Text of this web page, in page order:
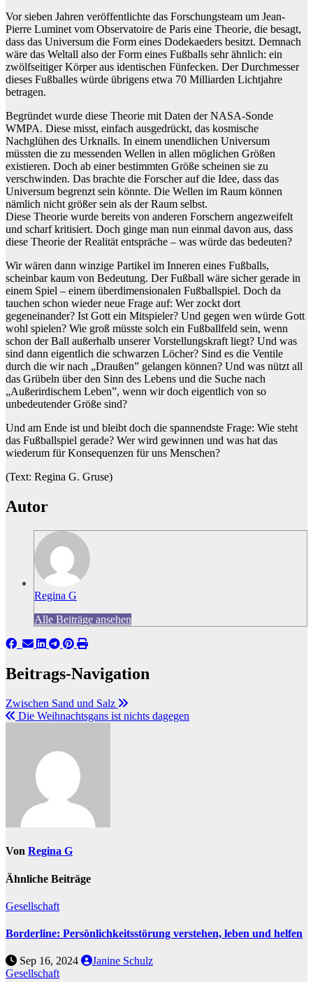
Vor sieben Jahren veröffentlichte das Forschungsteam um Jean-
Pierre Luminet vom Observatoire de Paris eine Theorie, die besagt,
dass das Universum die Form eines Dodekaeders besitzt. Demnach
wäre das Weltall also der Form eines Fußballs sehr ähnlich: ein
zwölfseitiger Körper aus identischen Fünfecken. Der Durchmesser
dieses Fußballes würde übrigens etwa 70 Milliarden Lichtjahre
betragen.
Begründet wurde diese Theorie mit Daten der NASA-Sonde
WMPA. Diese misst, einfach ausgedrückt, das kosmische
Nachglühen des Urknalls. In einem unendlichen Universum
müssten die zu messenden Wellen in allen möglichen Größen
existieren. Doch ab einer bestimmten Größe scheinen sie zu
verschwinden. Das brachte die Forscher auf die Idee, dass das
Universum begrenzt sein könnte. Die Wellen im Raum können
nämlich nicht größer sein als der Raum selbst.
Diese Theorie wurde bereits von anderen Forschern angezweifelt
und scharf kritisiert. Doch ginge man nun einmal davon aus, dass
diese Theorie der Realität entspräche – was würde das bedeuten?
Wir wären dann winzige Partikel im Inneren eines Fußballs,
scheinbar kaum von Bedeutung. Der Fußball wäre sicher gerade in
einem Spiel – einem überdimensionalen Fußballspiel. Doch da
tauchen schon wieder neue Frage auf: Wer zockt dort
gegeneinander? Ist Gott ein Mitspieler? Und gegen wen würde Gott
wohl spielen? Wie groß müsste solch ein Fußballfeld sein, wenn
schon der Ball außerhalb unserer Vorstellungskraft liegt? Und was
sind dann eigentlich die schwarzen Löcher? Sind es die Ventile
durch die wir nach „Draußen” gelangen können? Und was nützt all
das Grübeln über den Sinn des Lebens und die Suche nach
„Außerirdischem Leben”, wenn wir doch eigentlich von so
unbedeutender Größe sind?
Und am Ende ist und bleibt doch die spannendste Frage: Wie steht
das Fußballspiel gerade? Wer wird gewinnen und was hat das
wiederum für Konsequenzen für uns Menschen?
(Text: Regina G. Gruse)
Autor
Regina G
Alle Beiträge ansehen
Beitrags-Navigation
Zwischen Sand und Salz
Die Weihnachtsgans ist nichts dagegen
Von Regina G
Ähnliche Beiträge
Gesellschaft
Borderline: Persönlichkeitsstörung verstehen, leben und helfen
Sep 16, 2024
Janine Schulz
Gesellschaft